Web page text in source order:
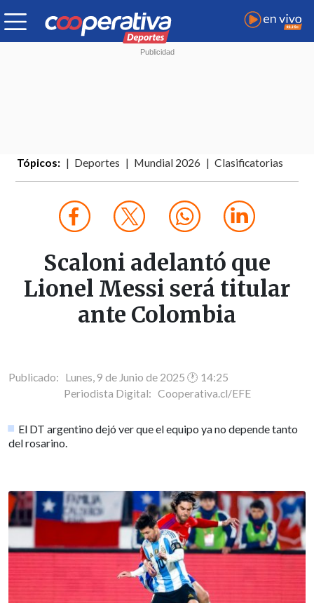
Tópicos: Deportes Mundial 2026 Clasificatorias
Scaloni adelantó que
Lionel Messi será titular
ante Colombia
Publicado: Lunes, 9 de Junio de 2025 🕐 14:25
Periodista Digital: Cooperativa.cl/EFE
El DT argentino dejó ver que el equipo ya no depende tanto
del rosarino.